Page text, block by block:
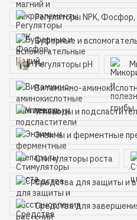
Регуляторы NPK,
Буферные и
Регуляторы pH
Витаминно-
Углеводы и
Энзимы и ферментные
Стимуляторы роста
Средства для защиты и
Средства для